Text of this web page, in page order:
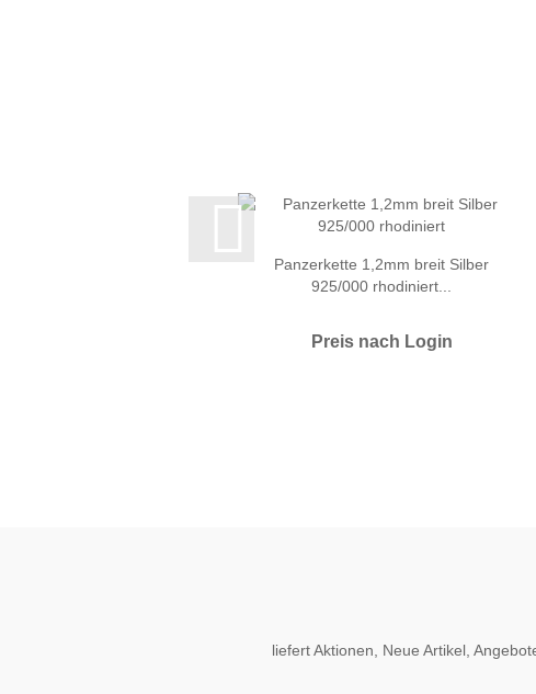
Panzerkette 1,2mm breit Silber
925/000 rhodiniert...
Preis nach Login
liefert Aktionen, Neue Artikel,